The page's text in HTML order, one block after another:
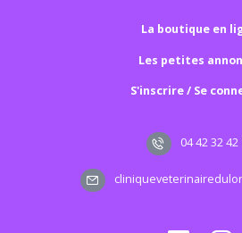
La boutique en
Les petites
S'inscrire / Se
04 42 32 42